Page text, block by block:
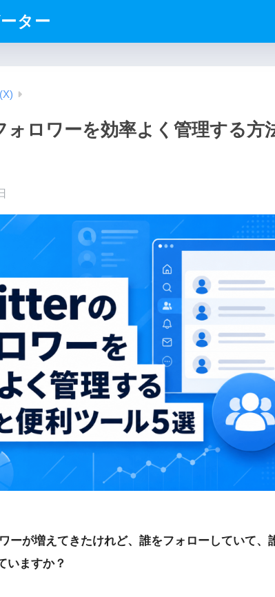
ター
ォロワーを効率よく管理する方
ーが増えてきたけれど、誰をフォローしていて、
いますか？